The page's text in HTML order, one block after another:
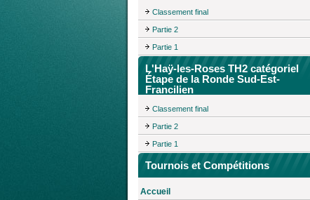
Classement final
Partie 2
Partie 1
L'Haÿ-les-Roses TH2 catégoriel
Étape de la Ronde Sud-Est-
Francilien
Classement final
Partie 2
Partie 1
Tournois et Compétitions
Accueil